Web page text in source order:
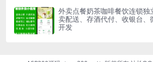
外卖点餐奶茶咖啡餐饮连锁独
卖配送、存酒代付、收银台、
开发